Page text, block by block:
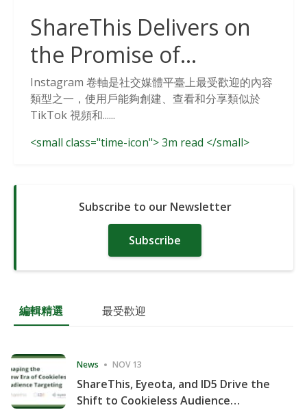
ShareThis Delivers on
the Promise of
Cookieless Data
Solutions
Instagram 卷軸是社交媒體平臺上最受歡迎的內容
類型之一，使用戶能夠創建、查看和分享類似於
TikTok 視頻和......
<small class="time-icon"> 3m read </small>
Subscribe to our Newsletter
Subscribe
編輯精選 最受歡迎
News NOV 13
ShareThis, Eyeota, and ID5 Drive the
Shift to Cookieless Audience